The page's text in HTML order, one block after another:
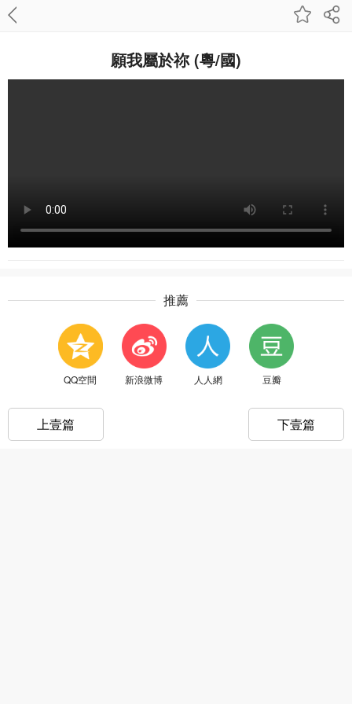
願我屬於祢 (粵/國)
推薦
QQ空間 新浪微博 人人網 豆瓣
上壹篇 下壹篇